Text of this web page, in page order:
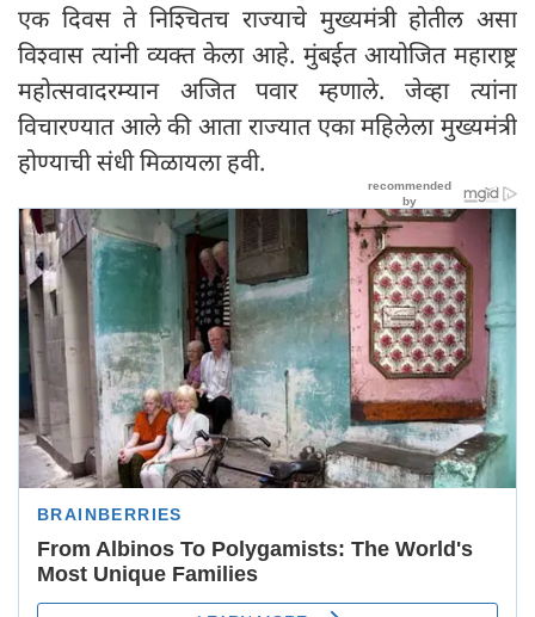
एक दिवस ते निश्चितच राज्याचे मुख्यमंत्री होतील असा
विश्वास त्यांनी व्यक्त केला आहे. मुंबईत आयोजित महाराष्ट्र
महोत्सवादरम्यान अजित पवार म्हणाले. जेव्हा त्यांना
विचारण्यात आले की आता राज्यात एका महिलेला मुख्यमंत्री
होण्याची संधी मिळायला हवी.